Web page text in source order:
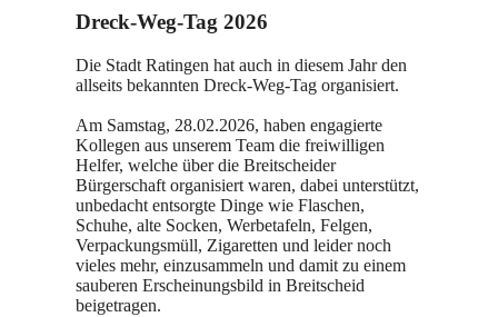
Dreck-Weg-Tag 2026
Die Stadt Ratingen hat auch in diesem Jahr den
allseits bekannten Dreck-Weg-Tag organisiert.
Am Samstag, 28.02.2026, haben engagierte
Kollegen aus unserem Team die freiwilligen
Helfer, welche über die Breitscheider
Bürgerschaft organisiert waren, dabei unterstützt,
unbedacht entsorgte Dinge wie Flaschen,
Schuhe, alte Socken, Werbetafeln, Felgen,
Verpackungsmüll, Zigaretten und leider noch
vieles mehr, einzusammeln und damit zu einem
sauberen Erscheinungsbild in Breitscheid
beigetragen.